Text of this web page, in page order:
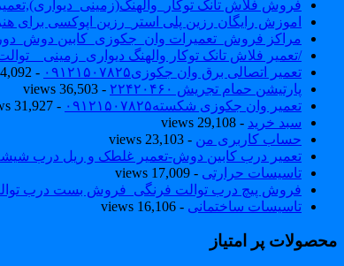
فروش فلاش تانک
اموزش رایگان رزین پلی استر_رزین اپوکسی برای
مراکز فروش_تعمیرات وان_جکوزی_کابین
/تعمیر فلاش تانک توکار والهنگ دیواری_زمینی _
تعمیر اتصالی برق وان جکوزی۰۹۱۲۱۵۰۷۸۲۵
- 54,092 views
پارتیشن حمام تجریش ۲۲۴۲۰۴۶۰
- 36,503 views
تعمیر وان جکوزی شکسته۰۹۱۲۱۵۰۷۸۲۵
- 31,927 views
سبد خرید - 29,108 views
حساب کاربری من - 23,103 views
تعمیر درب کابین دوش-تعمیر غلطک و ریل درب
تاسیسات حرارتی - 17,009 views
فروش پیچ درب توالت فرنگی_فروش بست درب توالت فرنگی
تاسیسات ساختمانی - 16,106 views
محصولات پر امتیاز